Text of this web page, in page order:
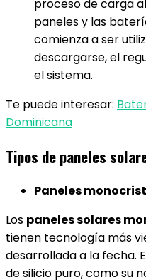
proceso de carga
paneles y las
comienza a ser
descargarse, el
el sistema.
Te puede interesar:
Dominicana
Tipos de paneles
Paneles
Los paneles solares
tienen tecnología más
desarrollada a la fecha.
de silicio puro, como su